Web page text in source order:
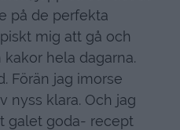
på de perfekta
mig att gå och
hela dagarna.
Förän jag imorse
nyss klara. Och jag
galet goda- recept